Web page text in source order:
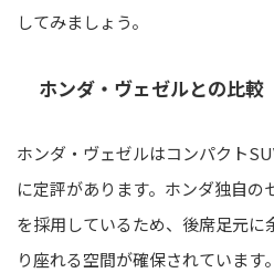
してみましょう。
ホンダ・ヴェゼルとの比較
ホンダ・ヴェゼルはコンパクト
に定評があります。ホンダ独自の
を採用しているため、後席足元に
り座れる空間が確保されています